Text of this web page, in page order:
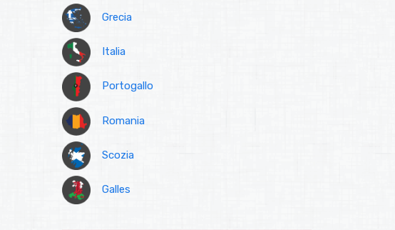
Grecia
Italia
Portogallo
Romania
Scozia
Galles